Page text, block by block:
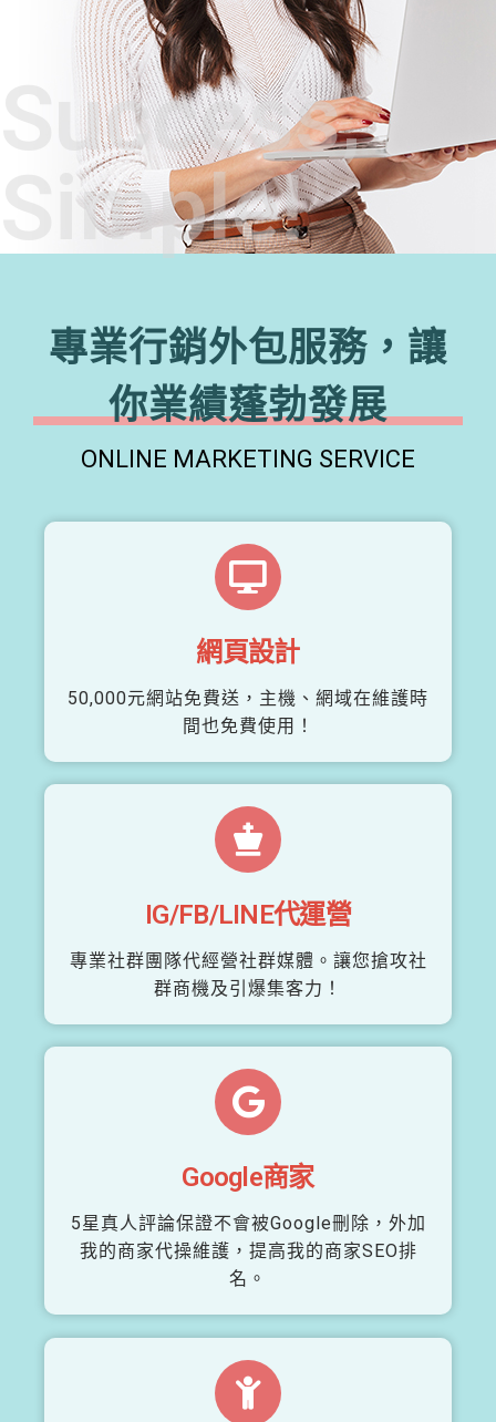
Success,
Simple!
專業行銷外包服務，讓
你業績蓬勃發展
ONLINE MARKETING SERVICE
網頁設計
50,000元網站免費送，主機、網域在維護時
間也免費使用！
IG/FB/LINE代運營
專業社群團隊代經營社群媒體。讓您搶攻社
群商機及引爆集客力！
Google商家
5星真人評論保證不會被Google刪除，外加
我的商家代操維護，提高我的商家SEO排
名。